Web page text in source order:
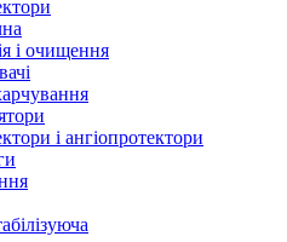
і очищення
і ангіопротектори